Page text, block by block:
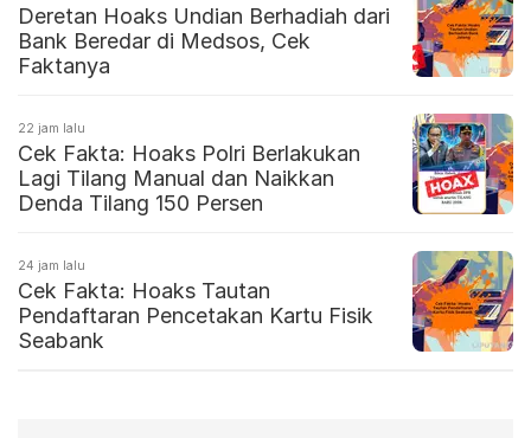
Deretan Hoaks Undian Berhadiah dari
Bank Beredar di Medsos, Cek
Faktanya
22 jam lalu
Cek Fakta: Hoaks Polri Berlakukan
Lagi Tilang Manual dan Naikkan
Denda Tilang 150 Persen
24 jam lalu
Cek Fakta: Hoaks Tautan
Pendaftaran Pencetakan Kartu Fisik
Seabank